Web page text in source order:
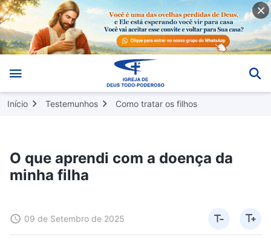
Início Testemunhos Como tratar os filhos
O que aprendi com a doença da
minha filha
09 de Setembro de 2025